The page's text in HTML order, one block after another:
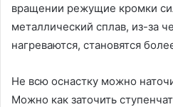
вращении режущие кромки
металлический сплав, из-за
нагреваются, становятся
Не всю оснастку можно
Можно как заточить